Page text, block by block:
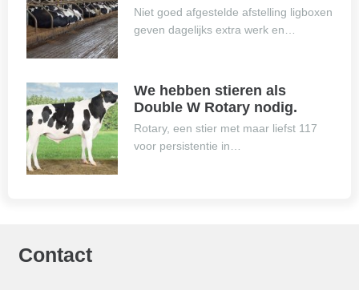
Niet goed afgestelde afstelling ligboxen
geven dagelijks extra werk en…
We hebben stieren als
Double W Rotary nodig.
Rotary, een stier met maar liefst 117
voor persistentie in…
Contact